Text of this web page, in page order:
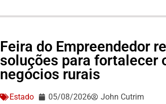
Feira do Empreendedor
soluções para fortalecer
negócios rurais
Estado 05/08/2026 John Cutrim